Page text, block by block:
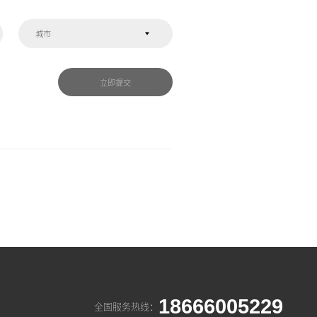
城市
立即提交
全国服务热线： 18666005229